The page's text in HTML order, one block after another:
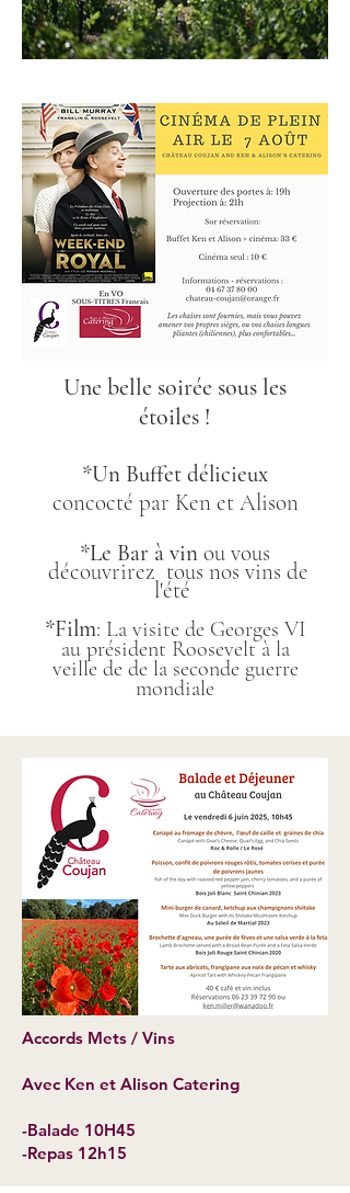
Une belle soirée sous les
étoiles !
*Un Buffet délicieux
concocté par Ken et Alison
*Le Bar à vin ou vous
découvrirez tous nos vins de
l'été
*Film: La visite de Georges VI
au président Rooseveltà la
veille de de la seconde guerre
mondiale
Accords Mets / Vins
Avec Ken et Alison Catering
-Balade 10H45
-Repas 12h15